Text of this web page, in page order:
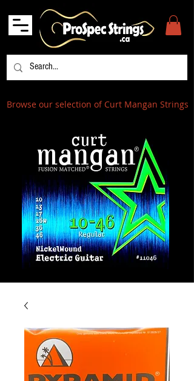
Browse our selection of Curt Mangan Strings